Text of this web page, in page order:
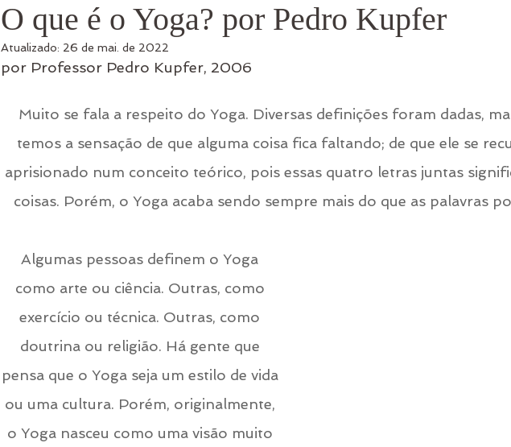
O que é o Yoga? por Pedro Kupfer
Atualizado: 26 de mai. de 2022
por Professor Pedro Kupfer, 2006
Muito se fala a respeito do Yoga. Diversas definições foram dadas,
temos a sensação de que alguma coisa fica faltando; de que ele se
aprisionado num conceito teórico, pois essas quatro letras juntas
coisas. Porém, o Yoga acaba sendo sempre mais do que as palavras
Algumas pessoas definem o Yoga
como arte ou ciência. Outras, como
exercício ou técnica. Outras, como
doutrina ou religião. Há gente que
pensa que o Yoga seja um estilo de vida
ou uma cultura. Porém, originalmente,
o Yoga nasceu como uma visão muito